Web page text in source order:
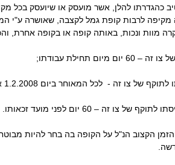
להלן, אשר מועסק או שיועסק בכל
לרבות קופת גמל לקצבה, שאושרה ע"י
הקצוב הנ"ל על הקופה בה בחר להיות